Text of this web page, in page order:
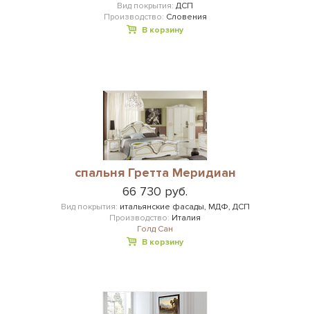
Вид покрытия: ДСП
Производство: Словения
В корзину
спальня Гретта Меридиан
66 730 руб.
Вид покрытия: итальянские фасады, МДФ, ДСП
Производство: Италия
Голд Сан
В корзину